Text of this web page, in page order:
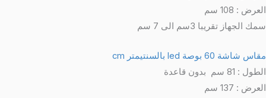
العرض : 108 سم
سمك الجهاز تقريبا 3سم الى 7 سم
مقاس شاشة 60 بوصة led بالسنتيمتر cm
الطول : 81 سم بدون قاعدة
العرض : 137 سم